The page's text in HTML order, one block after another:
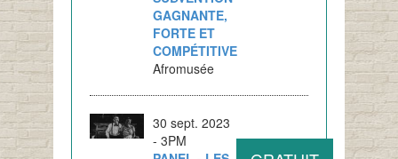
GAGNANTE,
FORTE ET
COMPÉTITIVE
Afromusée
30 sept. 2023
- 3PM